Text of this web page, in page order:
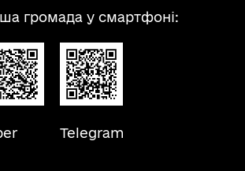
громада у смартфоні:
Telegram